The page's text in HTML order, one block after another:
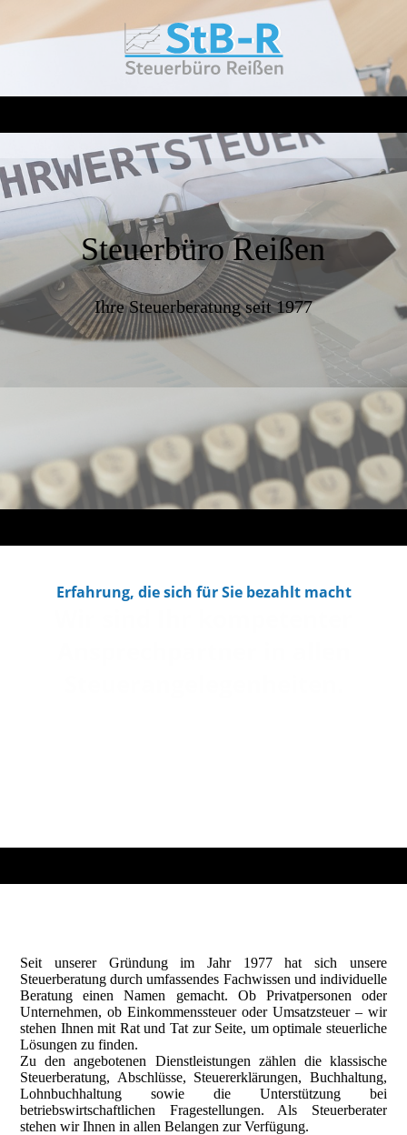
Steuerbüro Reißen
Ihre Steuerberatung seit 1977
Erfahrung, die sich für Sie bezahlt macht
Seit unserer Gründung im Jahr 1977 hat sich unsere
Steuerberatung durch umfassendes Fachwissen und individuelle
Beratung einen Namen gemacht. Ob Privatpersonen oder
Unternehmen, ob Einkommenssteuer oder Umsatzsteuer – wir
stehen Ihnen mit Rat und Tat zur Seite, um optimale steuerliche
Lösungen zu finden.
Zu den angebotenen Dienstleistungen zählen die klassische
Steuerberatung, Abschlüsse, Steuererklärungen, Buchhaltung,
Lohnbuchhaltung sowie die Unterstützung bei
betriebswirtschaftlichen Fragestellungen. Als Steuerberater
stehen wir Ihnen in allen Belangen zur Verfügung.